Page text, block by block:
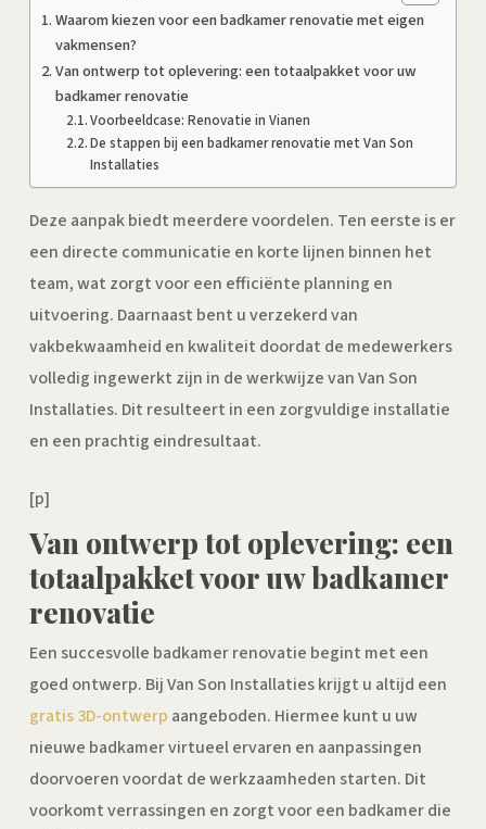
Waarom kiezen voor een badkamer renovatie met eigen
vakmensen?
Van ontwerp tot oplevering: een totaalpakket voor uw
badkamer renovatie
Voorbeeldcase: Renovatie in Vianen
De stappen bij een badkamer renovatie met Van Son
Installaties
Deze aanpak biedt meerdere voordelen. Ten eerste is er
een directe communicatie en korte lijnen binnen het
team, wat zorgt voor een efficiënte planning en
uitvoering. Daarnaast bent u verzekerd van
vakbekwaamheid en kwaliteit doordat de medewerkers
volledig ingewerkt zijn in de werkwijze van Van Son
Installaties. Dit resulteert in een zorgvuldige installatie
en een prachtig eindresultaat.
[p]
Van ontwerp tot oplevering: een
totaalpakket voor uw badkamer
renovatie
Een succesvolle badkamer renovatie begint met een
goed ontwerp. Bij Van Son Installaties krijgt u altijd een
gratis 3D-ontwerp aangeboden. Hiermee kunt u uw
nieuwe badkamer virtueel ervaren en aanpassingen
doorvoeren voordat de werkzaamheden starten. Dit
voorkomt verrassingen en zorgt voor een badkamer die